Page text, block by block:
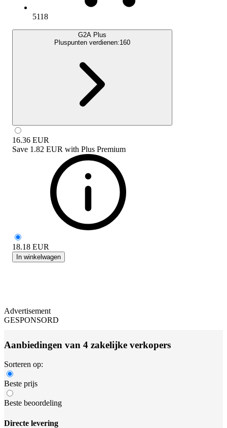
5118
G2A Plus
Pluspunten verdienen:160
16.36 EUR
Save 1.82 EUR with Plus Premium
18.18 EUR
In winkelwagen
Advertisement
GESPONSORD
Aanbiedingen van 4 zakelijke verkopers
Sorteren op:
Beste prijs
Beste beoordeling
Directe levering